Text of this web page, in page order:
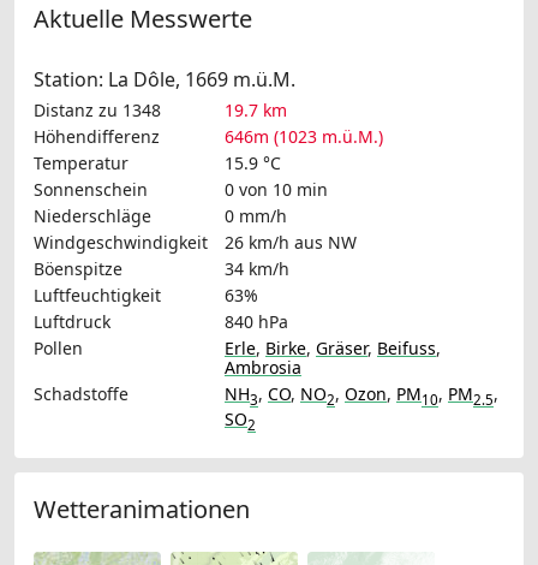
Aktuelle Messwerte
Station: La Dôle, 1669 m.ü.M.
Distanz zu 1348
19.7 km
Höhendifferenz
646m (1023 m.ü.M.)
Temperatur
15.9 °C
Sonnenschein
0 von 10 min
Niederschläge
0 mm/h
Windgeschwindigkeit
26 km/h aus NW
Böenspitze
34 km/h
Luftfeuchtigkeit
63%
Luftdruck
840 hPa
Pollen
Erle, Birke, Gräser, Beifuss,
Ambrosia
Schadstoffe
NH3, CO, NO2, Ozon, PM10, PM2.5,
SO2
Wetteranimationen